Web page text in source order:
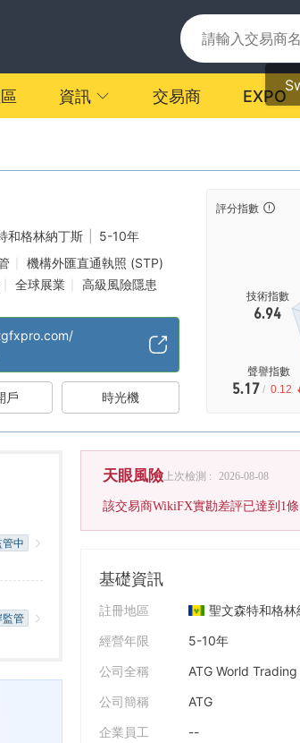
資訊 交易商 EXPO
和格林納丁斯
5-10年
機構外匯直通執照 (STP)
全球展業 高級風險隱患
戶 時光機
評分指數
技術指數
6.94
聲譽指數
5.17 / 0.12
管中
監管
天眼風險 上次檢測 : 2026-08-08
該交易商WikiFX實勘差評已達到1
基礎資訊
註冊地區
聖文森特和格林
經營年限
5-10年
公司全稱
ATG World
公司簡稱
ATG
企業員工
--